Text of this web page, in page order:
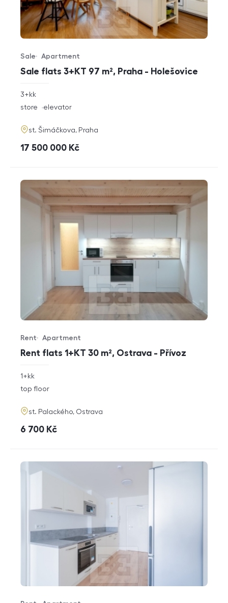
Sale flats 3+KT 97 m², Praha - Holešovice
Offer type
Sale
Property type
Apartment
rozměry
disposition
3+kk
funkce
store elevator
adresa
st. Šimáčkova, Praha
cena
17 500 000 Kč
Rent flats 1+KT 30 m², Ostrava - Přívoz
Offer type
Rent
Property type
Apartment
rozměry
disposition
1+kk
funkce
top floor
adresa
st. Palackého, Ostrava
cena
6 700 Kč